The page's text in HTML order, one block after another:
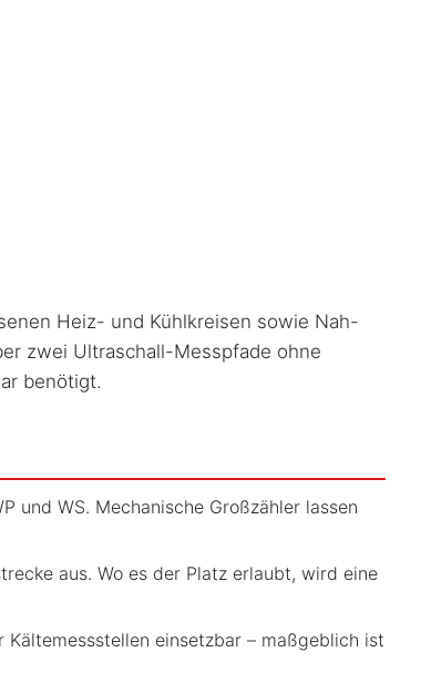
Heiz- und Kühlkreisen sowie Nah-
zwei Ultraschall-Messpfade ohne
benötigt.
und WS. Mechanische Großzähler lassen
aus. Wo es der Platz erlaubt, wird eine
einsetzbar – maßgeblich ist